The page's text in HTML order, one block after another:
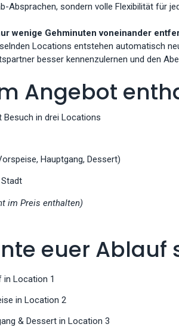
Absprachen, sondern volle Flexibilität für
wenige Gehminuten voneinander
Locations entstehen automatisch
besser kennenzulernen und den
Angebot
Besuch in drei Locations
Hauptgang, Dessert)
im Preis enthalten)
euer Ablauf
in Location 1
in Location 2
& Dessert in Location 3